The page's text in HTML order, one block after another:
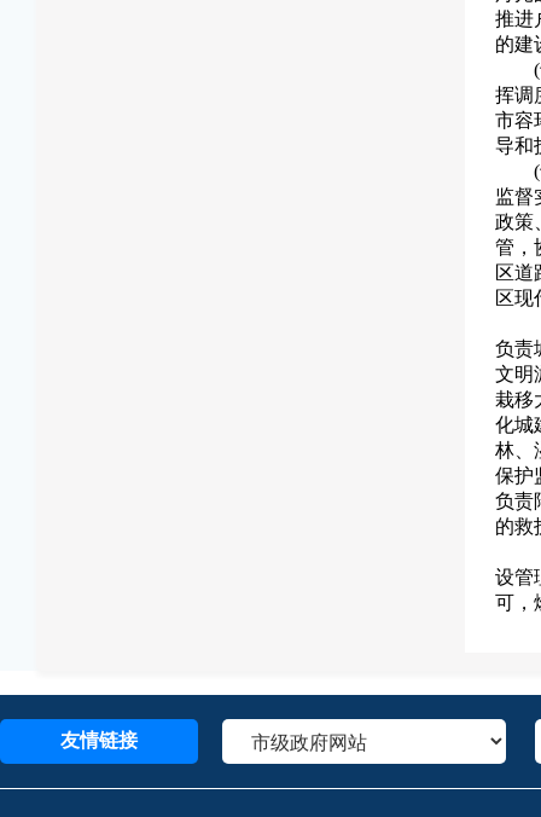
推进
的建
挥调
市容
导和
监督
政策
管，
区道
区现
负责
文明
栽移
化城
林、
保护
负责
的救
设管
可，
友情链接